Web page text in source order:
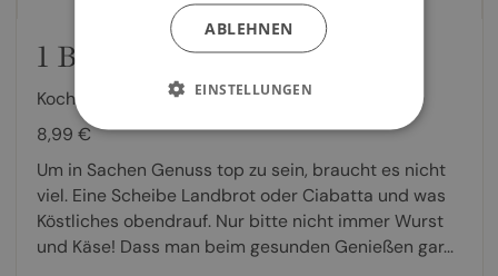
1 Brot - 50 Aufstriche
Kochbuch von
Marianne Zunner
8,99 €
Um in Sachen Genuss top zu sein, braucht es nicht
viel. Eine Scheibe Landbrot oder Ciabatta und was
Köstliches obendrauf. Nur bitte nicht immer Wurst
und Käse! Dass man beim gesunden Genießen gar...
ABLEHNEN
EINSTELLUNGEN